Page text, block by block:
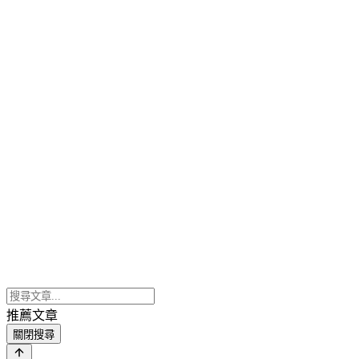
推薦文章
關閉搜尋